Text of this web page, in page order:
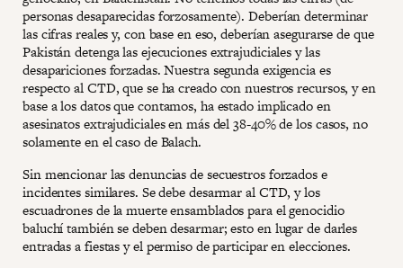
personas desaparecidas forzosamente). Deberían determinar
las cifras reales y, con base en eso, deberían asegurarse de que
Pakistán detenga las ejecuciones extrajudiciales y las
desapariciones forzadas. Nuestra segunda exigencia es
respecto al CTD, que se ha creado con nuestros recursos, y en
base a los datos que contamos, ha estado implicado en
asesinatos extrajudiciales en más del 38-40% de los casos, no
solamente en el caso de Balach.
Sin mencionar las denuncias de secuestros forzados e
incidentes similares. Se debe desarmar al CTD, y los
escuadrones de la muerte ensamblados para el genocidio
baluchí también se deben desarmar; esto en lugar de darles
entradas a fiestas y el permiso de participar en elecciones.